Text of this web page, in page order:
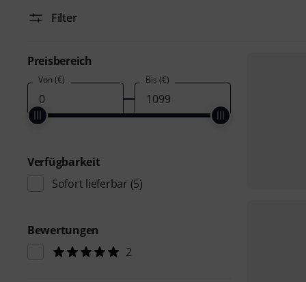
Filter
Preisbereich
Von (€) Bis (€)
Verfügbarkeit
Sofort lieferbar (5)
Bewertungen
2